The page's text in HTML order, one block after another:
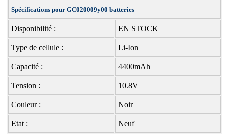
Spécifications pour GC020009y00 batteries
Disponibilité : EN STOCK
Type de cellule : Li-Ion
Capacité : 4400mAh
Tension : 10.8V
Couleur : Noir
Etat : Neuf